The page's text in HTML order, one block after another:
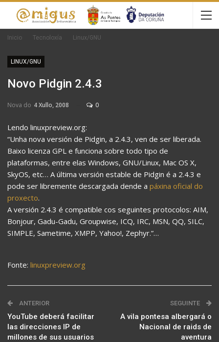
Inicio Tecnoloxía Linux/GNU
LINUX/GNU
Novo Pidgin 2.4.3
Nova do 4 Xullo, 2008 0
Lendo linuxpreview.org:
“Unha nova versión de Pidgin, a 2.4.3, ven de ser liberada.
Baixo licenza GPL e funciona sobre todo tipo de
plataformas, entre elas Windows, GNU/Linux, Mac OS X,
SkyOS, etc… A última versión estable de Pidgin é a 2.4.3 e
pode ser libremente descargada dende a páxina oficial do
proxecto.
A versión 2.4.3 é compatible cos seguintes protocolos: AIM,
Bonjour, Gadu-Gadu, Groupwise, ICQ, IRC, MSN, QQ, SILC,
SIMPLE, Sametime, XMPP, Yahoo!, Zephyr.”…
Fonte: linuxpreview.org
ANTERIOR
YouTube deberá facilitar
las direcciones IP de
millones de sus usuarios
SEGUINTE
A vila pontesa albergará o
Nacional de raids de
aventura